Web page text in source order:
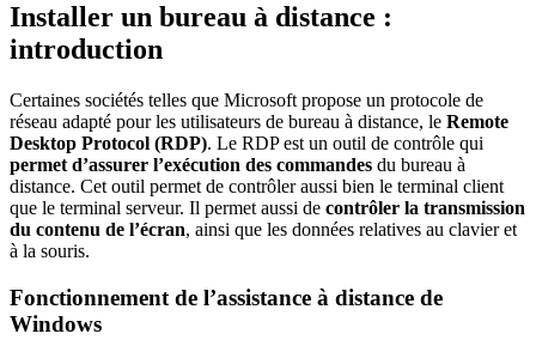
Installer un bureau à distance :
introduction
Certaines sociétés telles que Microsoft propose un protocole de
réseau adapté pour les utilisateurs de bureau à distance, le Remote
Desktop Protocol (RDP). Le RDP est un outil de contrôle qui
permet d’assurer l’exécution des commandes du bureau à
distance. Cet outil permet de contrôler aussi bien le terminal client
que le terminal serveur. Il permet aussi de contrôler la transmission
du contenu de l’écran, ainsi que les données relatives au clavier et
à la souris.
Fonctionnement de l’assistance à distance de
Windows